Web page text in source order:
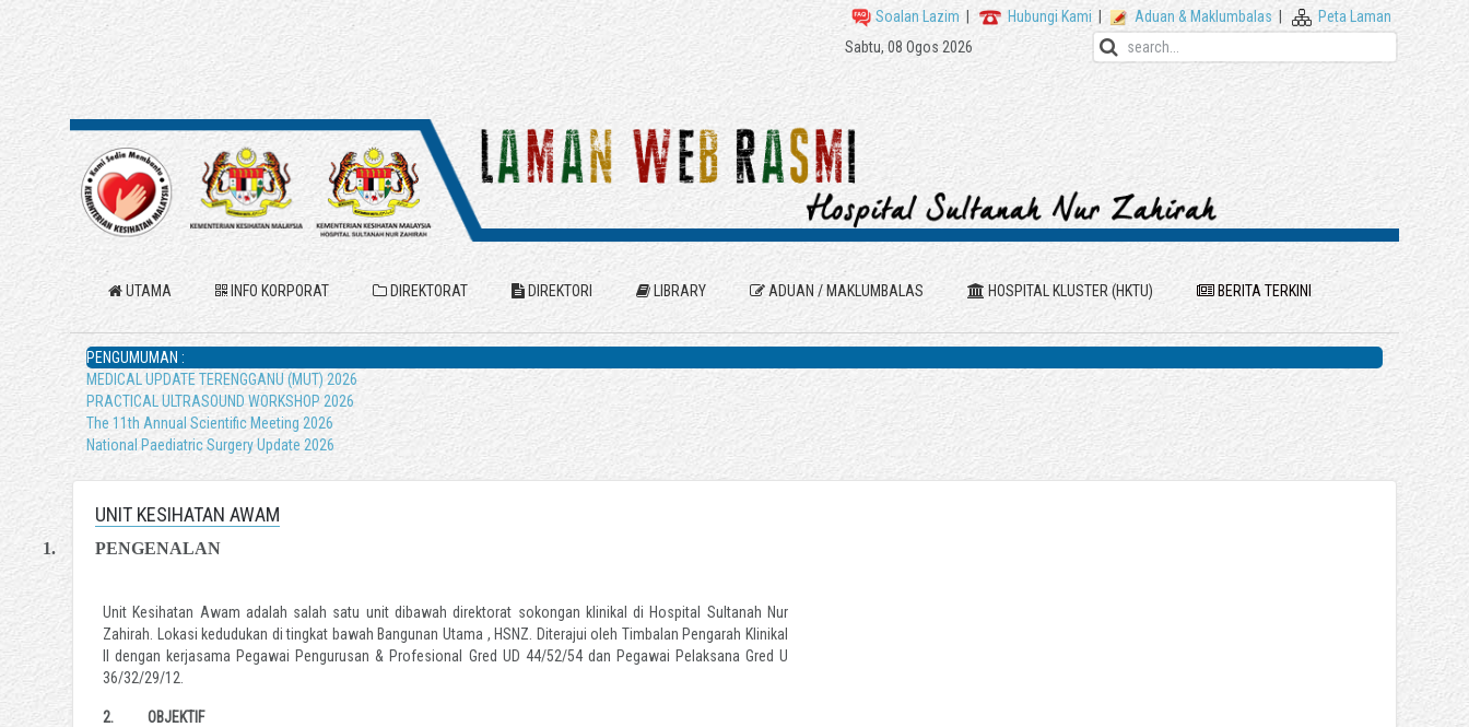
Soalan Lazim Hubungi Kami Aduan & Maklumbalas
Peta Laman
Sabtu, 08 Ogos 2026
UTAMA INFO KORPORAT DIREKTORAT DIREKTORI LIBRARY ADUAN / MAKLUMBALAS HOSPITAL KLUSTER (HKTU) BERITA TERKINI
PENGUMUMAN :
MEDICAL UPDATE TERENGGANU (MUT) 2026
PRACTICAL ULTRASOUND WORKSHOP 2026
The 11th Annual Scientific Meeting 2026
National Paediatric Surgery Update 2026
UNIT KESIHATAN AWAM
1. PENGENALAN
Unit Kesihatan Awam adalah salah satu unit dibawah direktorat sokongan klinikal di Hospital Sultanah Nur
Zahirah. Lokasi kedudukan di tingkat bawah Bangunan Utama , HSNZ. Diterajui oleh Timbalan Pengarah Klinikal
II dengan kerjasama Pegawai Pengurusan & Profesional Gred UD 44/52/54 dan Pegawai Pelaksana Gred U
36/32/29/12.
2. OBJEKTIF